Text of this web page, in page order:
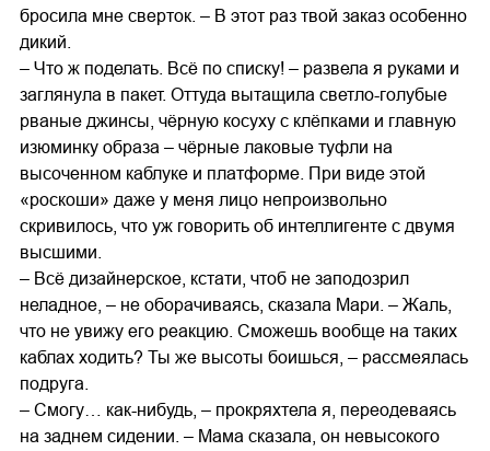
бросила мне сверток. – В этот раз твой заказ особенно
дикий.
– Что ж поделать. Всё по списку! – развела я руками и
заглянула в пакет. Оттуда вытащила светло-голубые
рваные джинсы, чёрную косуху с клёпками и главную
изюминку образа – чёрные лаковые туфли на
высоченном каблуке и платформе. При виде этой
«роскоши» даже у меня лицо непроизвольно
скривилось, что уж говорить об интеллигенте с двумя
высшими.
– Всё дизайнерское, кстати, чтоб не заподозрил
неладное, – не оборачиваясь, сказала Мари. – Жаль,
что не увижу его реакцию. Сможешь вообще на таких
каблах ходить? Ты же высоты боишься, – рассмеялась
подруга.
– Смогу… как-нибудь, – прокряхтела я, переодеваясь
на заднем сидении. – Мама сказала, он невысокого